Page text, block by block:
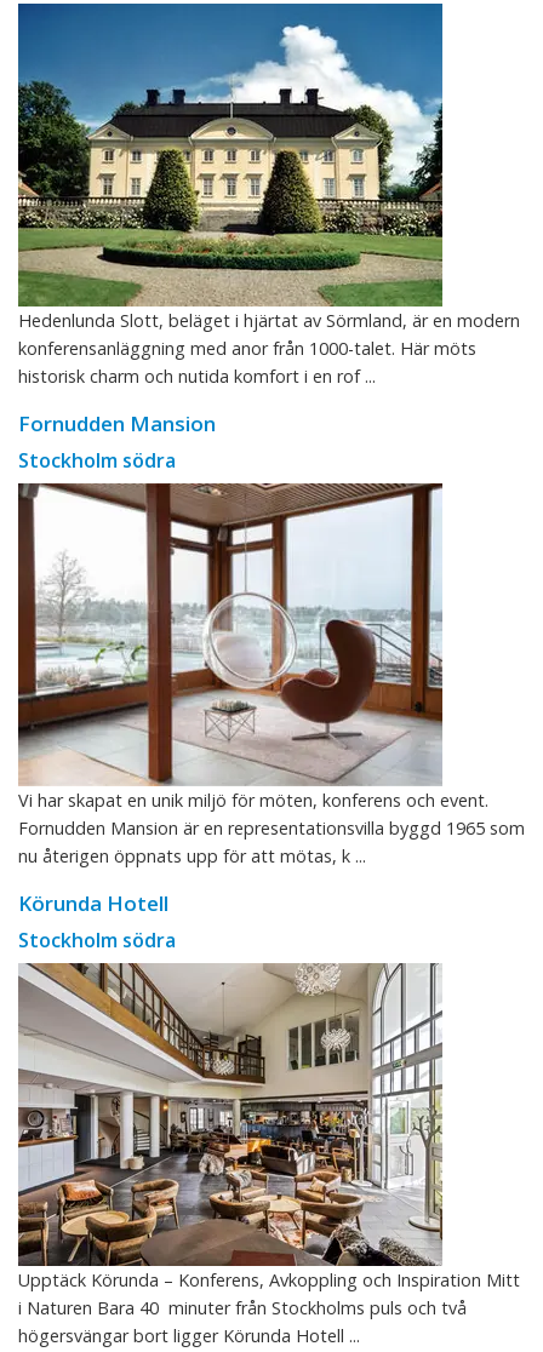
Hedenlunda Slott, beläget i hjärtat av Sörmland, är en modern
konferensanläggning med anor från 1000-talet. Här möts
historisk charm och nutida komfort i en rof ...
Fornudden Mansion
Stockholm södra
Vi har skapat en unik miljö för möten, konferens och event.
Fornudden Mansion är en representationsvilla byggd 1965 som
nu återigen öppnats upp för att mötas, k ...
Körunda Hotell
Stockholm södra
Upptäck Körunda – Konferens, Avkoppling och Inspiration Mitt
i Naturen Bara 40 minuter från Stockholms puls och två
högersvängar bort ligger Körunda Hotell ...